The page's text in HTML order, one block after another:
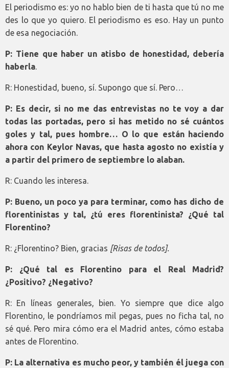
El periodismo es: yo no hablo bien de ti hasta que tú no me
des lo que yo quiero. El periodismo es eso. Hay un punto
de esa negociación.
P: Tiene que haber un atisbo de honestidad, debería
haberla.
R: Honestidad, bueno, sí. Supongo que sí. Pero…
P: Es decir, si no me das entrevistas no te voy a dar
todas las portadas, pero si has metido no sé cuántos
goles y tal, pues hombre… O lo que están haciendo
ahora con Keylor Navas, que hasta agosto no existía y
a partir del primero de septiembre lo alaban.
R: Cuando les interesa.
P: Bueno, un poco ya para terminar, como has dicho de
florentinistas y tal, ¿tú eres florentinista? ¿Qué tal
Florentino?
R: ¿Florentino? Bien, gracias [Risas de todos].
P: ¿Qué tal es Florentino para el Real Madrid?
¿Positivo? ¿Negativo?
R: En líneas generales, bien. Yo siempre que dice algo
Florentino, le pondríamos mil pegas, pues no ficha tal, no
sé qué. Pero mira cómo era el Madrid antes, cómo estaba
antes de Florentino.
P: La alternativa es mucho peor, y también él juega con